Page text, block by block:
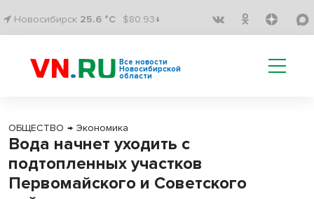
Новосибирск 25.6 °C $80.93↓
Все новости
Новосибирской
области
ОБЩЕСТВО → Экономика
Вода начнет уходить с
подтопленных участков
Первомайского и Советского